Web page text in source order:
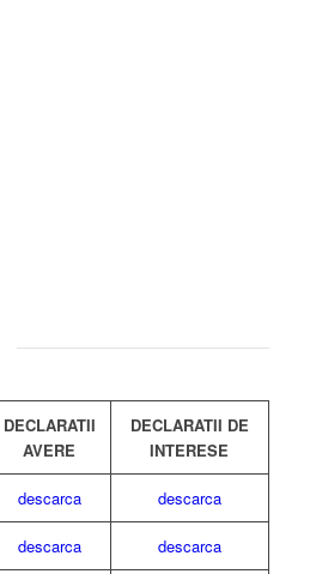
DECLARATII
AVERE
DECLARATII DE
INTERESE
descarca descarca
descarca descarca